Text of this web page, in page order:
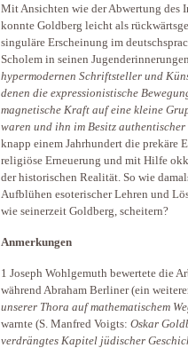
Mit Ansichten wie der Abwertung des
konnte Goldberg leicht als
singuläre Erscheinung im
Scholem in seinen
hypermodernen Schriftsteller und
denen die expressionistische
magnetische Kraft auf eine kleine
waren und ihn im Besitz
knapp einem Jahrhundert die prekäre
religiöse Erneuerung und mit Hilfe
der historischen Realität. So wie
Aufblühen esoterischer Lehren und
wie seinerzeit Goldberg, scheitern?
Anmerkungen
1 Joseph Wohlgemuth bewertete die
während Abraham Berliner (ein
unserer Thora auf mathematischem
warnte (S. Manfred Voigts: Oskar
verdrängtes Kapitel jüdischer